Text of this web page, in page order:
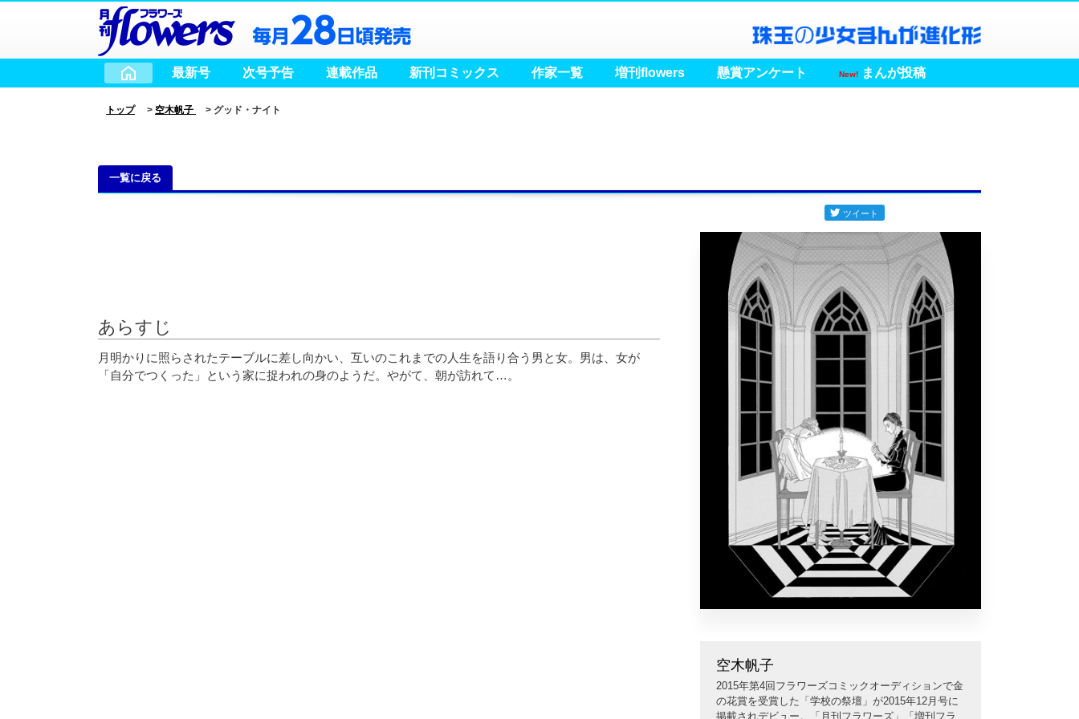
最新号 次号予告 連載作品 新刊コミックス 作家一覧 増刊flowers 懸賞アンケート New! まんが投稿
トップ> 空木帆子 > グッド・ナイト
一覧に戻る
空木帆子
2015年第4回フラワーズコミックオーディションで金
の花賞を受賞した「学校の祭壇」が2015年12月号に
掲載されデビュー。「月刊フラワーズ」「増刊フラ
あらすじ
月明かりに照らされたテーブルに差し向かい、互いのこれまでの人生を語り合う男と女。男は、女が
「自分でつくった」という家に捉われの身のようだ。やがて、朝が訪れて…。